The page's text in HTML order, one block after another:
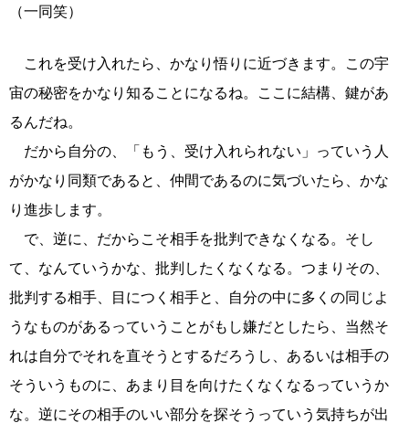
（一同笑）
これを受け入れたら、かなり悟りに近づきます。この宇
宙の秘密をかなり知ることになるね。ここに結構、鍵があ
るんだね。
だから自分の、「もう、受け入れられない」っていう人
がかなり同類であると、仲間であるのに気づいたら、かな
り進歩します。
で、逆に、だからこそ相手を批判できなくなる。そし
て、なんていうかな、批判したくなくなる。つまりその、
批判する相手、目につく相手と、自分の中に多くの同じよ
うなものがあるっていうことがもし嫌だとしたら、当然そ
れは自分でそれを直そうとするだろうし、あるいは相手の
そういうものに、あまり目を向けたくなくなるっていうか
な。逆にその相手のいい部分を探そうっていう気持ちが出